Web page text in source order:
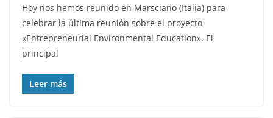
Hoy nos hemos reunido en Marsciano (Italia) para
celebrar la última reunión sobre el proyecto
«Entrepreneurial Environmental Education». El
principal
Leer más